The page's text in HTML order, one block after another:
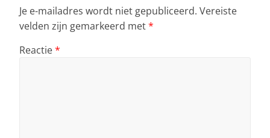
Je e-mailadres wordt niet gepubliceerd. Vereiste
velden zijn gemarkeerd met*
Reactie*